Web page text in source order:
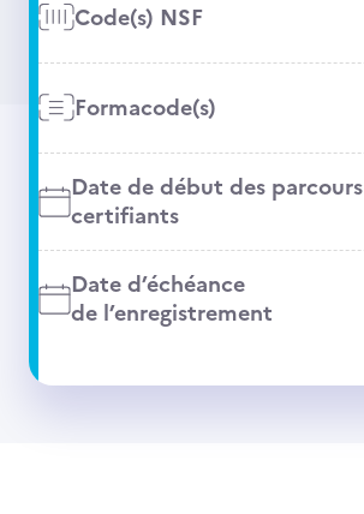
Code(s) NSF
Formacode(s)
Date de début des parcours
certifiants
Date d’échéance
de l’enregistrement